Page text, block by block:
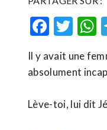
Il y avait une
absolument
Lève-toi, lui dit